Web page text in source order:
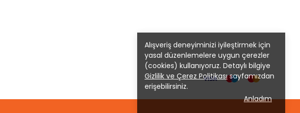
Alışveriş deneyiminizi iyileştirmek için
yasal düzenlemelere uygun çerezler
(cookies) kullanıyoruz. Detaylı bilgiye
Gizlilik ve Çerez Politikasısayfamızdan
erişebilirsiniz.
Anladım